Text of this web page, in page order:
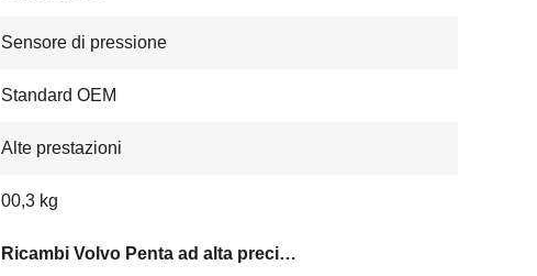
Sensore di pressione
Standard OEM
Alte prestazioni
00,3 kg
Ricambi Volvo Penta ad alta precisione